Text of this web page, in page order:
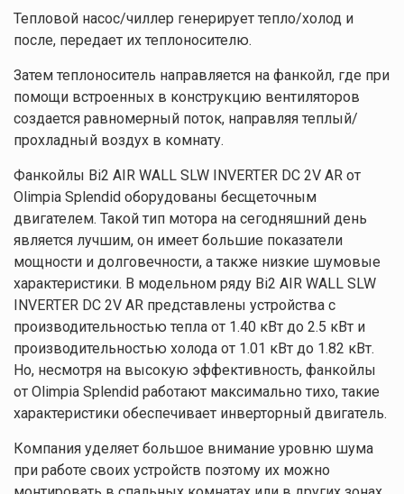
Тепловой насос/чиллер генерирует тепло/холод и
после, передает их теплоносителю.
Затем теплоноситель направляется на фанкойл, где при
помощи встроенных в конструкцию вентиляторов
создается равномерный поток, направляя теплый/
прохладный воздух в комнату.
Фанкойлы Bi2 AIR WALL SLW INVERTER DC 2V AR от
Olimpia Splendid оборудованы бесщеточным
двигателем. Такой тип мотора на сегодняшний день
является лучшим, он имеет большие показатели
мощности и долговечности, а также низкие шумовые
характеристики. В модельном ряду Bi2 AIR WALL SLW
INVERTER DC 2V AR представлены устройства с
производительностью тепла от 1.40 кВт до 2.5 кВт и
производительностью холода от 1.01 кВт до 1.82 кВт.
Но, несмотря на высокую эффективность, фанкойлы
от Olimpia Splendid работают максимально тихо, такие
характеристики обеспечивает инверторный двигатель.
Компания уделяет большое внимание уровню шума
при работе своих устройств поэтому их можно